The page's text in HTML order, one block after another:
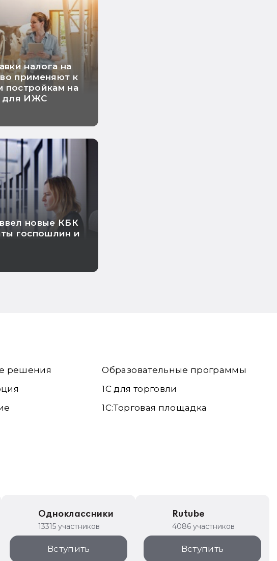
налога на
применяют к
постройкам на
для ИЖС
новые КБК
госпошлин и
решения
Образовательные программы
1С для торговли
1С:Торговая площадка
Одноклассники
13315 участников
Вступить
Rutube
4086 участников
Вступить